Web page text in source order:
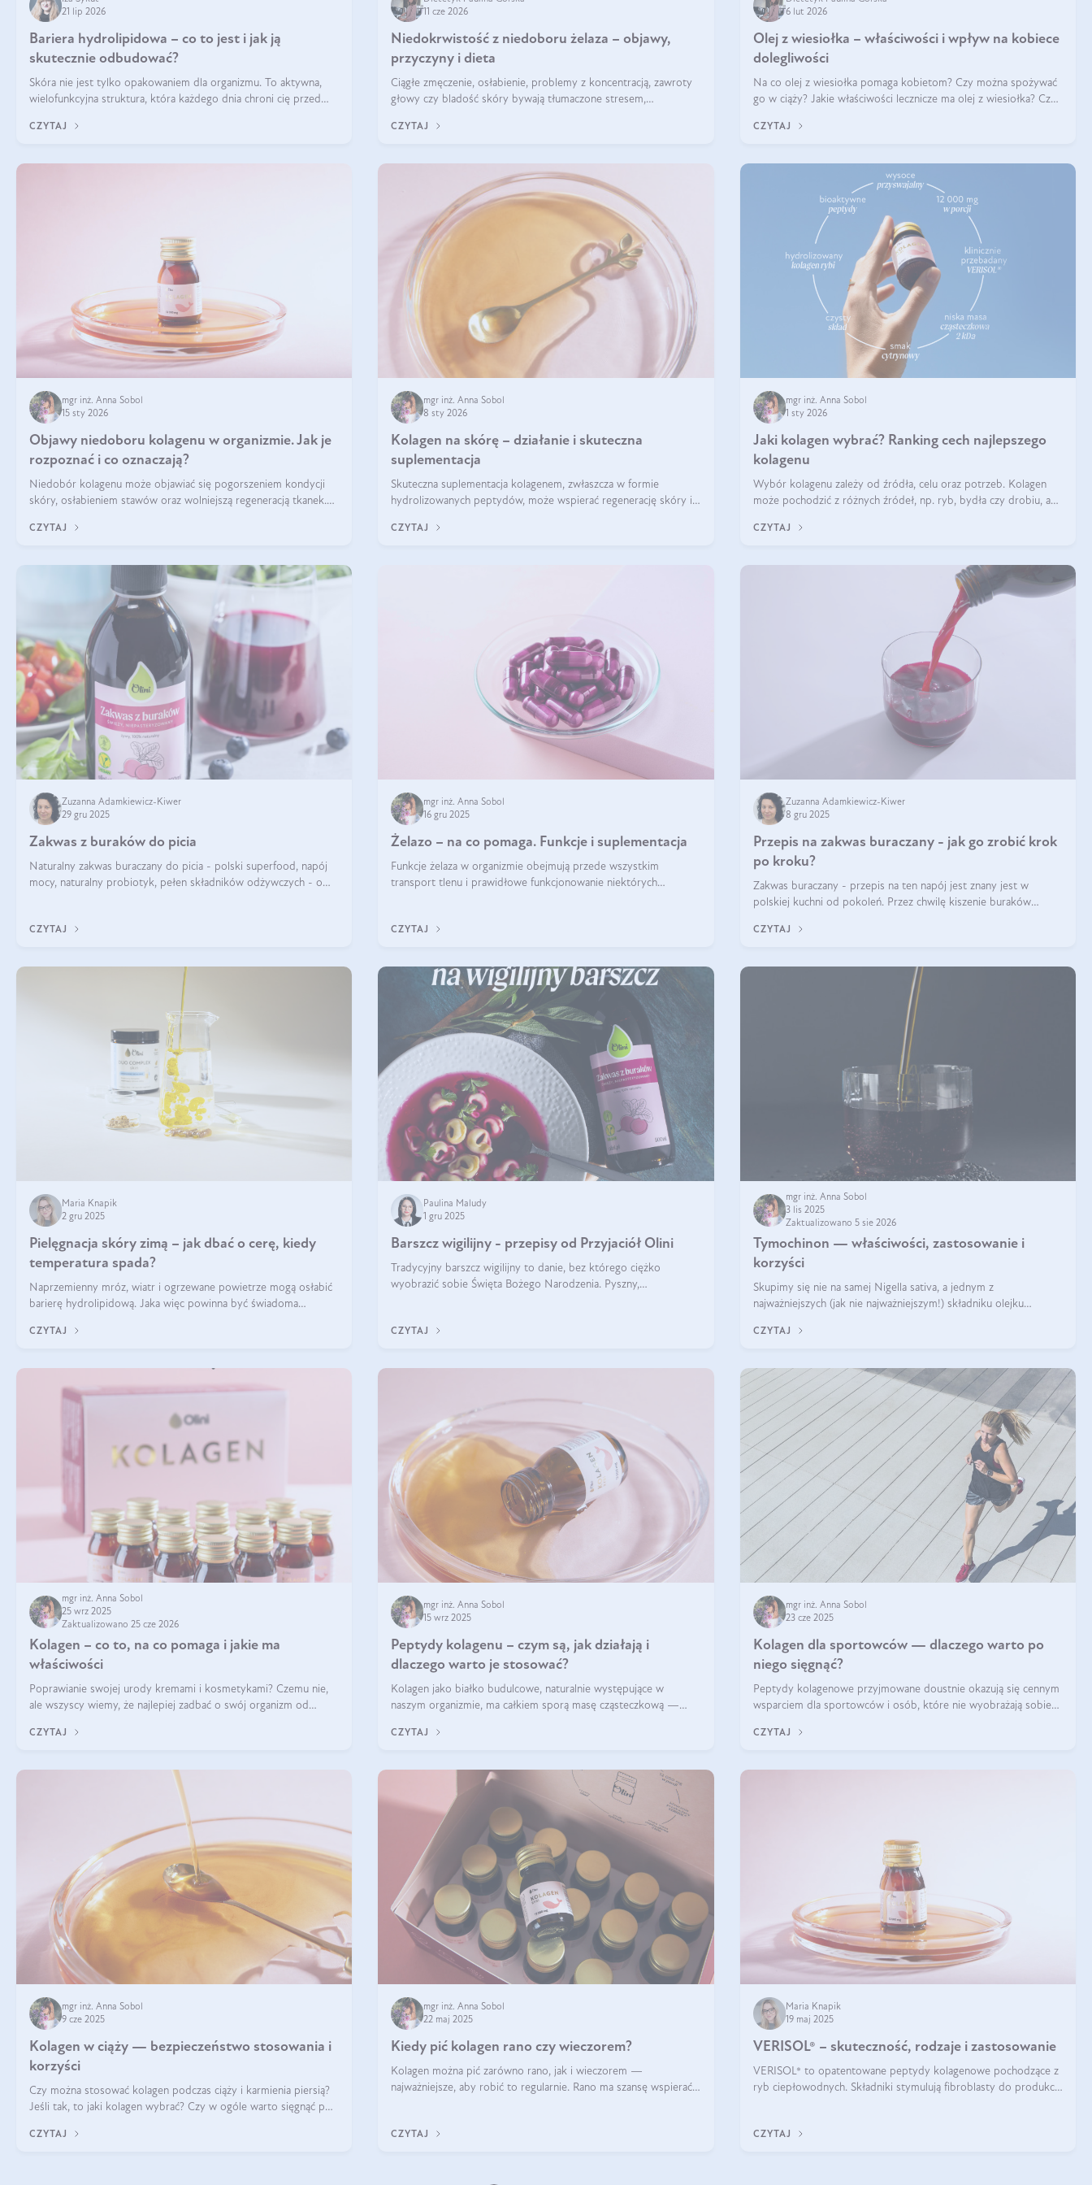
21 lip 2026
Bariera hydrolipidowa – co to jest i jak ją
skutecznie odbudować?
Skóra nie jest tylko opakowaniem dla organizmu. To aktywna,
wielofunkcyjna struktura, która każdego dnia chroni cię przed
środowiskowymi. Jednym z jej kluczowych elementów jest
CZYTAJ
11 cze 2026
Niedokrwistość z niedoboru żelaza – objawy,
przyczyny i dieta
Ciągłe zmęczenie, osłabienie, problemy z koncentracją, zawroty
głowy czy bladość skóry bywają tłumaczone stresem,
może być niedokrwistość z niedoboru żelaza.
CZYTAJ
6 lut 2026
Olej z wiesiołka – właściwości i wpływ na kobiece
dolegliwości
Na co olej z wiesiołka pomaga kobietom? Czy można spożywać
go w ciąży? Jakie właściwości lecznicze ma olej z wiesiołka? Czy
efekty? Jaka jes
CZYTAJ
mgr inż. Anna Sobol
15 sty 2026
Objawy niedoboru kolagenu w organizmie. Jak je
rozpoznać i co oznaczają?
Niedobór kolagenu może objawiać się pogorszeniem kondycji
skóry, osłabieniem stawów oraz wolniejszą regeneracją tkanek.
skóry, bóle stawów, łamliwość paznokci oraz osłabienie włosów.
CZYTAJ
mgr inż. Anna Sobol
8 sty 2026
Kolagen na skórę – działanie i skuteczna
suplementacja
Skuteczna suplementacja kolagenem, zwłaszcza w formie
hydrolizowanych peptydów, może wspierać regenerację skóry i
regularnością stosowania.
CZYTAJ
mgr inż. Anna Sobol
1 sty 2026
Jaki kolagen wybrać? Ranking cech najlepszego
kolagenu
Wybór kolagenu zależy od źródła, celu oraz potrzeb. Kolagen
może pochodzić z różnych źródeł, np. ryb, bydła czy drobiu, a
sprawdza się kolagen rybi, a dla wspierania stawów — kolagen
CZYTAJ
Zuzanna Adamkiewicz-Kiwer
29 gru 2025
Zakwas z buraków do picia
Naturalny zakwas buraczany do picia - polski superfood, napój
mocy, naturalny probiotyk, pełen składników odżywczych - o
CZYTAJ
mgr inż. Anna Sobol
16 gru 2025
Żelazo – na co pomaga. Funkcje i suplementacja
Funkcje żelaza w organizmie obejmują przede wszystkim
transport tlenu i prawidłowe funkcjonowanie niektórych
etapie życia.
CZYTAJ
Zuzanna Adamkiewicz-Kiwer
8 gru 2025
Przepis na zakwas buraczany - jak go zrobić krok
po kroku?
Zakwas buraczany - przepis na ten napój jest znany jest w
polskiej kuchni od pokoleń. Przez chwilę kiszenie buraków
na fali popularności na
CZYTAJ
Maria Knapik
2 gru 2025
Pielęgnacja skóry zimą – jak dbać o cerę, kiedy
temperatura spada?
Naprzemienny mróz, wiatr i ogrzewane powietrze mogą osłabić
barierę hydrolipidową. Jaka więc powinna być świadoma
CZYTAJ
Paulina Maludy
1 gru 2025
Barszcz wigilijny - przepisy od Przyjaciół Olini
Tradycyjny barszcz wigilijny to danie, bez którego ciężko
wyobrazić sobie Święta Bożego Narodzenia. Pyszny,
CZYTAJ
mgr inż. Anna Sobol
3 lis 2025
Zaktualizowano 5 sie 2026
Tymochinon — właściwości, zastosowanie i
korzyści
Skupimy się nie na samej Nigella sativa, a jednym z
najważniejszych (jak nie najważniejszym!) składniku olejku
CZYTAJ
mgr inż. Anna Sobol
25 wrz 2025
Zaktualizowano 25 cze 2026
Kolagen – co to, na co pomaga i jakie ma
właściwości
Poprawianie swojej urody kremami i kosmetykami? Czemu nie,
ale wszyscy wiemy, że najlepiej zadbać o swój organizm od
zewnętrzny prezentował się zdrowo i atrakcyjnie. Stosowanie
CZYTAJ
mgr inż. Anna Sobol
15 wrz 2025
Peptydy kolagenu – czym są, jak działają i
dlaczego warto je stosować?
Kolagen jako białko budulcowe, naturalnie występujące w
naszym organizmie, ma całkiem sporą masę cząsteczkową —
formie, byłby trudno strawialny. Aby był lepiej przyswajalny i
CZYTAJ
mgr inż. Anna Sobol
23 cze 2025
Kolagen dla sportowców — dlaczego warto po
niego sięgnąć?
Peptydy kolagenowe przyjmowane doustnie okazują się cennym
wsparciem dla sportowców i osób, które nie wyobrażają sobie
CZYTAJ
mgr inż. Anna Sobol
9 cze 2025
Kolagen w ciąży — bezpieczeństwo stosowania i
korzyści
Czy można stosować kolagen podczas ciąży i karmienia piersią?
Jeśli tak, to jaki kolagen wybrać? Czy w ogóle warto sięgnąć po
CZYTAJ
mgr inż. Anna Sobol
22 maj 2025
Kiedy pić kolagen rano czy wieczorem?
Kolagen można pić zarówno rano, jak i wieczorem —
najważniejsze, aby robić to regularnie. Rano ma szansę wspierać
CZYTAJ
Maria Knapik
19 maj 2025
VERISOL® – skuteczność, rodzaje i zastosowanie
VERISOL® to opatentowane peptydy kolagenowe pochodzące z
ryb ciepłowodnych. Składniki stymulują fibroblasty do produkcji
komórek skóry.
CZYTAJ